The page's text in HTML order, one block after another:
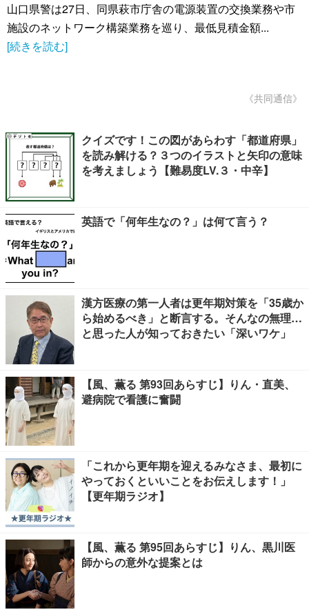
山口県警は27日、同県萩市庁舎の電源装置の交換業務や市
施設のネットワーク構築業務を巡り、最低見積金額...
[続きを読む]
《共同通信》
クイズです！この図があらわす「都道府県」
を読み解ける？３つのイラストと矢印の意味
を考えましょう【難易度LV.３・中辛】
英語で「何年生なの？」は何て言う？
漢方医療の第一人者は更年期対策を「35歳か
ら始めるべき」と断言する。そんなの無理…
と思った人が知っておきたい「深いワケ」
【風、薫る 第93回あらすじ】りん・直美、
避病院で看護に奮闘
「これから更年期を迎えるみなさま、最初に
やっておくといいことをお伝えします！」
【更年期ラジオ】
【風、薫る 第95回あらすじ】りん、黒川医
師からの意外な提案とは